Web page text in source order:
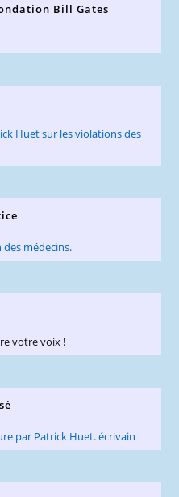
Bill Gates